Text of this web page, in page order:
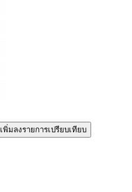
เพิ่มลงรายการเปรียบเทียบ